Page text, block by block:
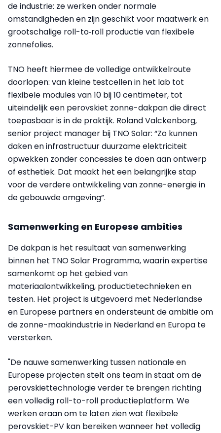
de industrie: ze werken onder normale
omstandigheden en zijn geschikt voor maatwerk en
grootschalige roll-to‑roll productie van flexibele
zonnefolies.
TNO heeft hiermee de volledige ontwikkelroute
doorlopen: van kleine testcellen in het lab tot
flexibele modules van 10 bij 10 centimeter, tot
uiteindelijk een perovskiet zonne-dakpan die direct
toepasbaar is in de praktijk. Roland Valckenborg,
senior project manager bij TNO Solar: “Zo kunnen
daken en infrastructuur duurzame elektriciteit
opwekken zonder concessies te doen aan ontwerp
of esthetiek. Dat maakt het een belangrijke stap
voor de verdere ontwikkeling van zonne-energie in
de gebouwde omgeving”.
Samenwerking en Europese ambities
De dakpan is het resultaat van samenwerking
binnen het TNO Solar Programma, waarin expertise
samenkomt op het gebied van
materiaalontwikkeling, productietechnieken en
testen. Het project is uitgevoerd met Nederlandse
en Europese partners en ondersteunt de ambitie om
de zonne-maakindustrie in Nederland en Europa te
versterken.
"De nauwe samenwerking tussen nationale en
Europese projecten stelt ons team in staat om de
perovskiettechnologie verder te brengen richting
een volledig roll-to-roll productieplatform. We
werken eraan om te laten zien wat flexibele
perovskiet-PV kan bereiken wanneer het volledig